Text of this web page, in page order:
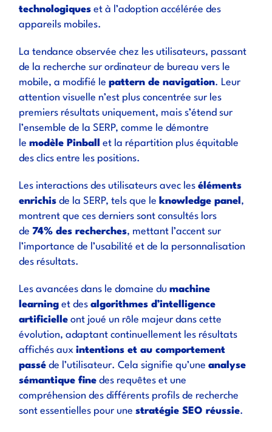
technologiques et à l’adoption accélérée des
appareils mobiles.
La tendance observée chez les utilisateurs, passant
de la recherche sur ordinateur de bureau vers le
mobile, a modifié lepattern de navigation. Leur
attention visuelle n’est plus concentrée sur les
premiers résultats uniquement, mais s’étend sur
l’ensemble de la SERP, comme le démontre
lemodèle Pinball
et la répartition plus équitable
des clics entre les positions.
Les interactions des utilisateurs avec leséléments
enrichis de la SERP, tels que le knowledge panel ,
montrent que ces derniers sont consultés lors
de74% des recherches, mettant l’accent sur
l’importance de l’usabilité et de la personnalisation
des résultats.
Les avancées dans le domaine dumachine
learning et desalgorithmes d’intelligence
artificielle ont joué un rôle majeur dans cette
évolution, adaptant continuellement les résultats
affichés auxintentions et au comportement
passé de l’utilisateur. Cela signifie qu’uneanalyse
sémantique fine des requêtes et une
compréhension des différents profils de recherche
sont essentielles pour unestratégie SEO réussie.